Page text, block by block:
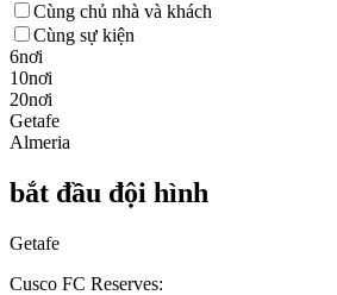
Cùng chủ nhà và khách
Cùng sự kiện
6nơi
10nơi
20nơi
Getafe
Almeria
bắt đầu đội hình
Getafe
Cusco FC Reserves: